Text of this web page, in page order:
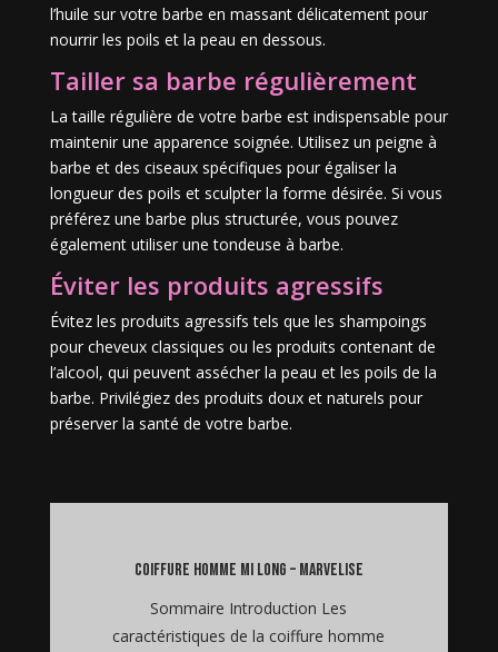
l’huile sur votre barbe en massant délicatement pour
nourrir les poils et la peau en dessous.
Tailler sa barbe régulièrement
La taille régulière de votre barbe est indispensable pour
maintenir une apparence soignée. Utilisez un peigne à
barbe et des ciseaux spécifiques pour égaliser la
longueur des poils et sculpter la forme désirée. Si vous
préférez une barbe plus structurée, vous pouvez
également utiliser une tondeuse à barbe.
Éviter les produits agressifs
Évitez les produits agressifs tels que les shampoings
pour cheveux classiques ou les produits contenant de
l’alcool, qui peuvent assécher la peau et les poils de la
barbe. Privilégiez des produits doux et naturels pour
préserver la santé de votre barbe.
coiffure homme mi long – Marvelise
Sommaire Introduction Les
caractéristiques de la coiffure homme